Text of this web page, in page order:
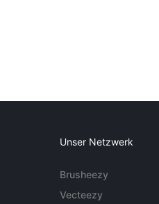
Unser Netzwerk
Brusheezy
Vecteezy